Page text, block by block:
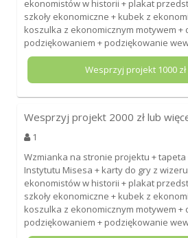
ekonomistów w historii + plakat
szkoły ekonomiczne + kubek z
koszulka z ekonomicznym motywem +
podziękowaniem + podziękowanie
Wesprzyj projekt 1000
Wesprzyj projekt 2000 zł lub
1
Wzmianka na stronie projektu + tapeta
Instytutu Misesa + karty do gry z
ekonomistów w historii + plakat
szkoły ekonomiczne + kubek z
koszulka z ekonomicznym motywem +
podziękowaniem + podziękowanie